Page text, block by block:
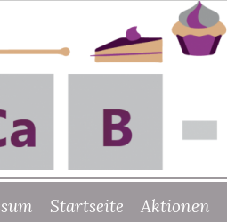
Startseite Aktionen